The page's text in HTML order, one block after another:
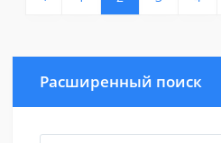
Расширенный поиск